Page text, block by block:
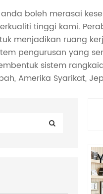
anda boleh merasai
tinggi kami.
menjadikan ruang
pengurusan yang
sistem
Amerika Syarikat,